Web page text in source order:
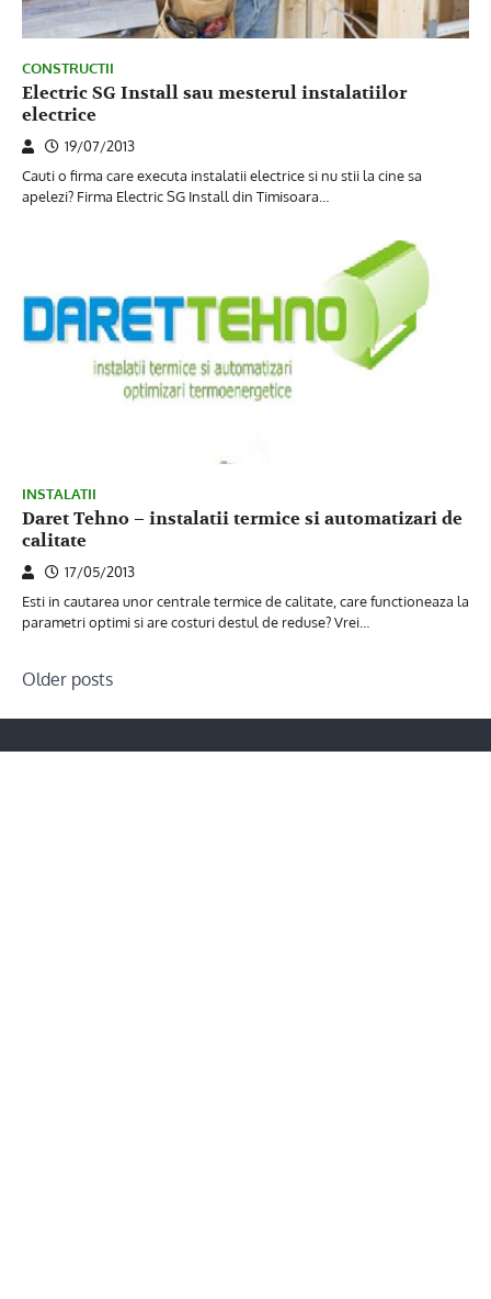
CONSTRUCTII
Electric SG Install sau mesterul instalatiilor
electrice
19/07/2013
Cauti o firma care executa instalatii electrice si nu stii la cine sa
apelezi? Firma Electric SG Install din Timisoara…
INSTALATII
Daret Tehno – instalatii termice si automatizari de
calitate
17/05/2013
Esti in cautarea unor centrale termice de calitate, care functioneaza la
parametri optimi si are costuri destul de reduse? Vrei…
Posts
navigation
Older posts